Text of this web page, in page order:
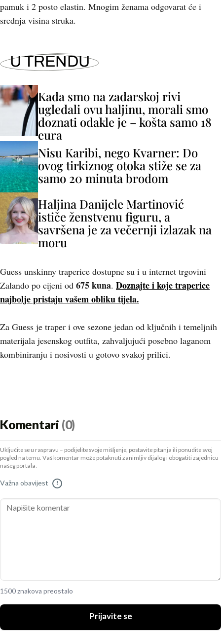
pamuk i 2 posto elastin. Mnogim ženama odgovarat će i
srednja visina struka.
U TRENDU
Kada smo na zadarskoj rivi
ugledali ovu haljinu, morali smo
doznati odakle je – košta samo 18
eura
Nisu Karibi, nego Kvarner: Do
ovog tirkiznog otoka stiže se za
samo 20 minuta brodom
Haljina Danijele Martinović
ističe ženstvenu figuru, a
savršena je za večernji izlazak na
moru
Guess unskinny traperice dostupne su i u internet trgovini
Zalando po cijeni od 675 kuna. Doznajte i koje traperice
najbolje pristaju vašem obliku tijela.
Za Guess je traper i ove sezone jedan od ključnih i temeljnih
materijala jesenskog outfita, zahvaljujući posebno laganom
kombiniranju i nosivosti u gotovo svakoj prilici.
Komentari (0)
Uključite se u raspravu – podijelite svoje mišljenje, postavite pitanja ili ponudite svoj
pogled na temu. Vaš komentar može potaknuti zanimljiv dijalog i obogatiti zajednicu
našeg portala.
Važna obavijest !
1500 znakova preostalo
Prijavite se